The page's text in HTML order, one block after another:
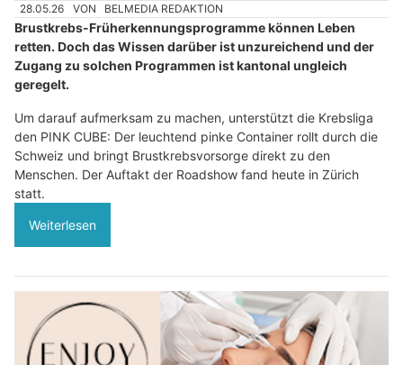
28.05.26 VON BELMEDIA REDAKTION
Brustkrebs-Früherkennungsprogramme können Leben
retten. Doch das Wissen darüber ist unzureichend und der
Zugang zu solchen Programmen ist kantonal ungleich
geregelt.
Um darauf aufmerksam zu machen, unterstützt die Krebsliga
den PINK CUBE: Der leuchtend pinke Container rollt durch die
Schweiz und bringt Brustkrebsvorsorge direkt zu den
Menschen. Der Auftakt der Roadshow fand heute in Zürich
statt.
Weiterlesen